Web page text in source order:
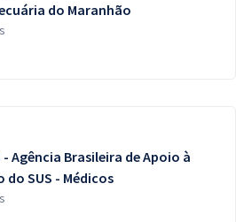
do Maranhão
- Agência Brasileira de Apoio à
do SUS - Médicos